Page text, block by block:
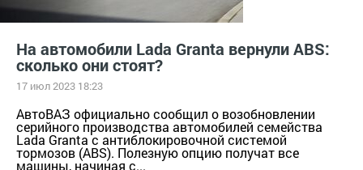
На автомобили Lada Granta вернули ABS:
сколько они стоят?
17 июл 2023 18:23
АвтоВАЗ официально сообщил о возобновлении
серийного производства автомобилей семейства
Lada Granta с антиблокировочной системой
тормозов (ABS). Полезную опцию получат все
машины, начиная с...